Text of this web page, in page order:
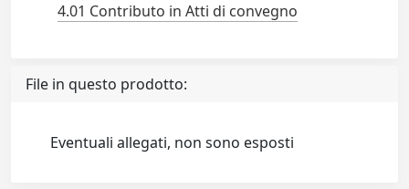
4.01 Contributo in Atti di convegno
File in questo prodotto:
Eventuali allegati, non sono esposti